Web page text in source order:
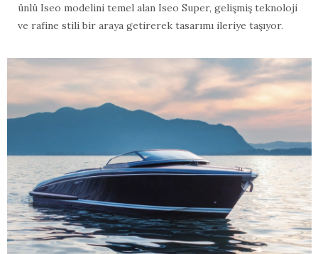
ünlü Iseo modelini temel alan Iseo Super, gelişmiş teknoloji
ve rafine stili bir araya getirerek tasarımı ileriye taşıyor.